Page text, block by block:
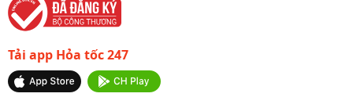
Tải app Hỏa tốc 247